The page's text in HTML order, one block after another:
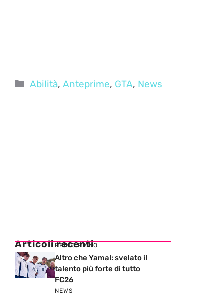
Categorie
Abilità,Anteprime, GTA, News
Articoli recenti
PRIMO PIANO
Altro che Yamal: svelato il
talento più forte di tutto
FC26
NEWS